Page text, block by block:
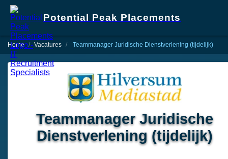
Potential Peak Placements
Home Vacatures Teammanager Juridische Dienstverlening (tijdelijk)
Teammanager Juridische
Dienstverlening (tijdelijk)